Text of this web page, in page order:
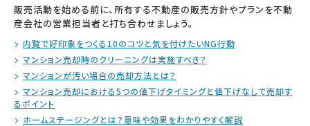
販売活動を始める前に、所有する不動産の販売方針やプランを不動
産会社の営業担当者と打ち合わせましょう。
内覧で好印象をつくる10のコツと気を付けたいNG行動
マンション売却時のクリーニングは実施すべき？
マンションが汚い場合の売却方法とは？
マンション売却における5つの値下げタイミングと値下げなしで売却す
るポイント
ホームステージングとは？意味や効果をわかりやすく解説